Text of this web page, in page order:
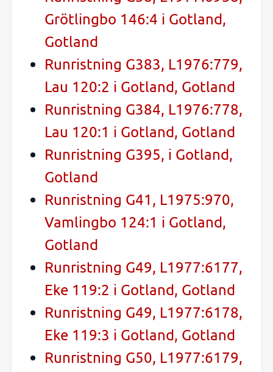
Grötlingbo 146:4 i Gotland,
Gotland
Runristning G383, L1976:779,
Lau 120:2 i Gotland, Gotland
Runristning G384, L1976:778,
Lau 120:1 i Gotland, Gotland
Runristning G395, i Gotland,
Gotland
Runristning G41, L1975:970,
Vamlingbo 124:1 i Gotland,
Gotland
Runristning G49, L1977:6177,
Eke 119:2 i Gotland, Gotland
Runristning G49, L1977:6178,
Eke 119:3 i Gotland, Gotland
Runristning G50, L1977:6179,